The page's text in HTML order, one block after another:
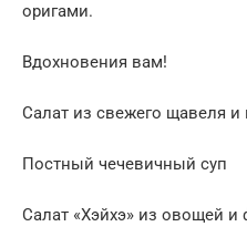
оригами.
Вдохновения вам!
Салат из свежего щавеля
Постный чечевичный суп
Салат «Хэйхэ» из овощей и